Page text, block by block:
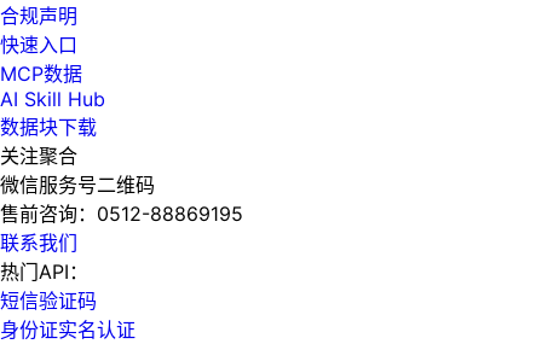
合规声明
快速入口
MCP数据
AI Skill Hub
数据块下载
关注聚合
微信服务号二维码
售前咨询： 0512-88869195
联系我们
热门API：
短信验证码
身份证实名认证